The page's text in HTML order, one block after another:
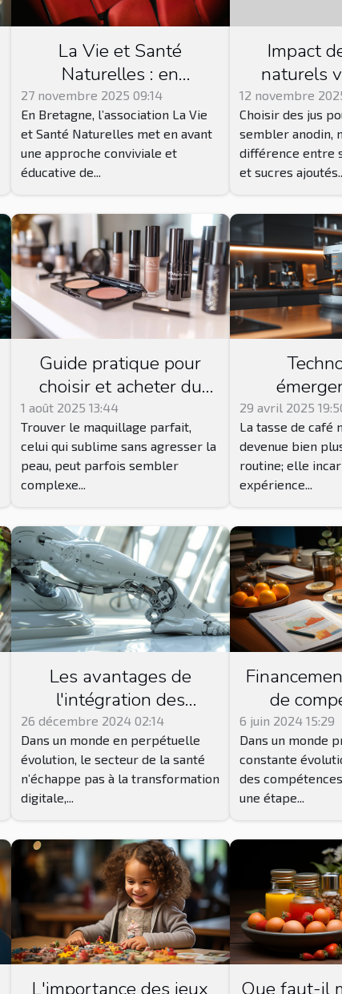
La Vie et Santé
Naturelles : en
Bretagne, cette
association propose des
séances de ciné club !
27 novembre 2025 09:14
En Bretagne, l’association La Vie
et Santé Naturelles met en avant
une approche conviviale et
éducative de...
Impact
naturels
dans les
12 novembre
Choisir des jus
sembler anodin,
différence entre
et sucres
Guide pratique pour
choisir et acheter du
maquillage Younique
adapté à votre peau
1 août 2025 13:44
Trouver le maquillage parfait,
celui qui sublime sans agresser la
peau, peut parfois sembler
complexe...
29 avril 2025
La tasse de café
devenue bien
routine; elle
expérience...
Les avantages de
l'intégration des
solutions numériques en
orthopédie et podologie
26 décembre 2024 02:14
Dans un monde en perpétuelle
évolution, le secteur de la santé
n’échappe pas à la transformation
digitale,...
de
options
6 juin 2024 15:29
Dans un monde
constante
des
une étape...
L'importance des jeux Que faut-il